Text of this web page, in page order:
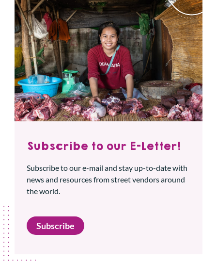
Subscribe to our E-Letter!
Subscribe to our e-mail and stay up-to-date with
news and resources from street vendors around
the world.
Subscribe